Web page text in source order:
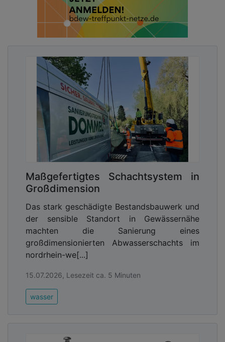
Maßgefertigtes Schachtsystem in
Großdimension
Das stark geschädigte Bestandsbauwerk und
der sensible Standort in Gewässernähe
machten die Sanierung eines
großdimensionierten Abwasserschachts im
nordrhein-we[...]
15.07.2026, Lesezeit ca. 5 Minuten
wasser